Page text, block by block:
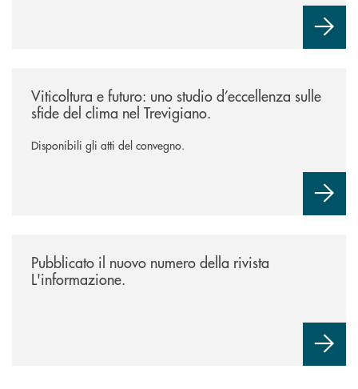
Viticoltura e futuro: uno studio d’eccellenza sulle
sfide del clima nel Trevigiano.
Disponibili gli atti del convegno.
Pubblicato il nuovo numero della rivista
L'informazione.